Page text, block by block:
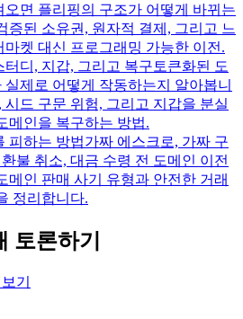
오면 플리핑의 구조가 어떻게 바뀌는
된 소유권, 원자적 결제, 그리고 느
마켓 대신 프로그래밍 가능한 이전.
디, 지갑, 그리고 복구 토큰화된 도
제로 어떻게 작동하는지 알아봅니
시드 구문 위험, 그리고 지갑을 분실
메인을 복구하는 방법.
피하는 방법가짜 에스크로, 가짜 구
불 취소, 대금 수령 전 도메인 이전
메인 판매 사기 유형과 안전한 거래
정리합니다.
토론하기
기